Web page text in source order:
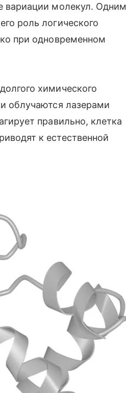
вариации молекул. Одним
роль логического
при одновременном
химического
облучаются лазерами
правильно, клетка
к естественной